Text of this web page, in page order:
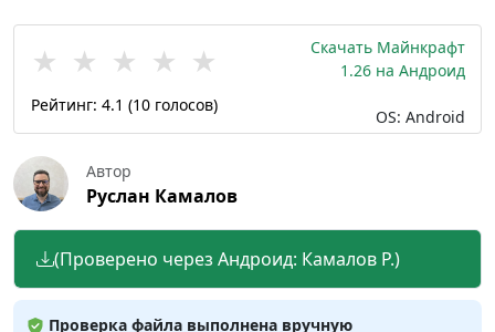
★ ★ ★ ★ ★
Рейтинг: 4.1 (10 голосов)
Скачать Майнкрафт
1.26 на Андроид
OS: Android
Автор
Руслан Камалов
(Проверено через Андроид: Камалов Р.)
Проверка файла выполнена вручную